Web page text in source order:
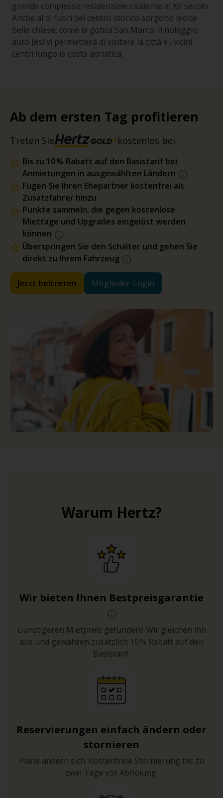
grande complesso residenziale risalente al XV secolo.
Anche al di fuori del centro storico sorgono molte
belle chiese, come la gotica San Marco. Il noleggio
auto Jesi vi permetterà di visitare la città e i vicini
centri lungo la costa adriatica.
Ab dem ersten Tag profitieren
Treten Sie kostenlos bei.
Bis zu 10 % Rabatt auf den Basistarif bei
Anmietungen in ausgewählten Ländern
Fügen Sie Ihren Ehepartner kostenfrei als
Zusatzfahrer hinzu
Punkte sammeln, die gegen kostenlose
Miettage und Upgrades eingelöst werden
können
Überspringen Sie den Schalter und gehen Sie
direkt zu Ihrem Fahrzeug
Jetzt beitreten Mitglieder-Login
Warum Hertz?
Wir bieten Ihnen Bestpreisgarantie
Günstigeren Mietpreis gefunden? Wir gleichen ihn
aus und gewähren zusätzlich 10 % Rabatt auf den
Basistarif.
Reservierungen einfach ändern oder
stornieren
Pläne ändern sich. Kostenfreie Stornierung bis zu
zwei Tage vor Abholung.